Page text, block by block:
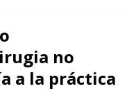
no
a la práctica